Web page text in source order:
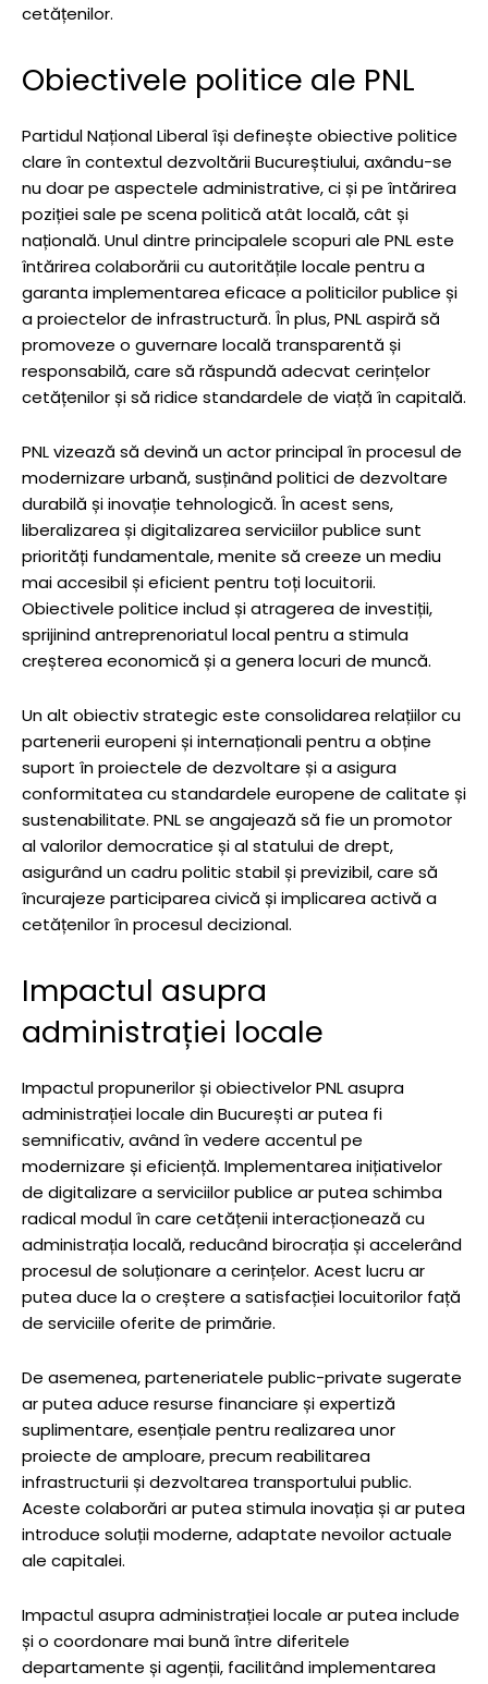
cetățenilor.
Obiectivele politice ale PNL
Partidul Național Liberal își definește obiective politice
clare în contextul dezvoltării Bucureștiului, axându-se
nu doar pe aspectele administrative, ci și pe întărirea
poziției sale pe scena politică atât locală, cât și
națională. Unul dintre principalele scopuri ale PNL este
întărirea colaborării cu autoritățile locale pentru a
garanta implementarea eficace a politicilor publice și
a proiectelor de infrastructură. În plus, PNL aspiră să
promoveze o guvernare locală transparentă și
responsabilă, care să răspundă adecvat cerințelor
cetățenilor și să ridice standardele de viață în capitală.
PNL vizează să devină un actor principal în procesul de
modernizare urbană, susținând politici de dezvoltare
durabilă și inovație tehnologică. În acest sens,
liberalizarea și digitalizarea serviciilor publice sunt
priorități fundamentale, menite să creeze un mediu
mai accesibil și eficient pentru toți locuitorii.
Obiectivele politice includ și atragerea de investiții,
sprijinind antreprenoriatul local pentru a stimula
creșterea economică și a genera locuri de muncă.
Un alt obiectiv strategic este consolidarea relațiilor cu
partenerii europeni și internaționali pentru a obține
suport în proiectele de dezvoltare și a asigura
conformitatea cu standardele europene de calitate și
sustenabilitate. PNL se angajează să fie un promotor
al valorilor democratice și al statului de drept,
asigurând un cadru politic stabil și previzibil, care să
încurajeze participarea civică și implicarea activă a
cetățenilor în procesul decizional.
Impactul asupra
administrației locale
Impactul propunerilor și obiectivelor PNL asupra
administrației locale din București ar putea fi
semnificativ, având în vedere accentul pe
modernizare și eficiență. Implementarea inițiativelor
de digitalizare a serviciilor publice ar putea schimba
radical modul în care cetățenii interacționează cu
administrația locală, reducând birocrația și accelerând
procesul de soluționare a cerințelor. Acest lucru ar
putea duce la o creștere a satisfacției locuitorilor față
de serviciile oferite de primărie.
De asemenea, parteneriatele public-private sugerate
ar putea aduce resurse financiare și expertiză
suplimentare, esențiale pentru realizarea unor
proiecte de amploare, precum reabilitarea
infrastructurii și dezvoltarea transportului public.
Aceste colaborări ar putea stimula inovația și ar putea
introduce soluții moderne, adaptate nevoilor actuale
ale capitalei.
Impactul asupra administrației locale ar putea include
și o coordonare mai bună între diferitele
departamente și agenții, facilitând implementarea